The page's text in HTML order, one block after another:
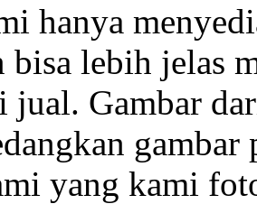
hanya
bisa lebih jelas
jual. Gambar
yang kami